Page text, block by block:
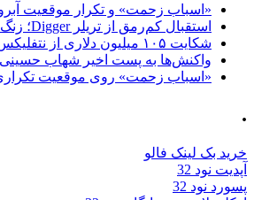
«اسباب زحمت» و تکرار موقعیت آبروداری در
استقبال کم‌رمق از تریلر Digger؛ زنگ خطر برای فیلم جدید تام کروز و برادران وارنر
شکایت ۱۰۵ میلیون دلاری از نتفلیکس؛ هارددیسک حاوی فیلم جدید نیکلاس کیج به سرقت رفت
واکنش‌ها به پست اخیر شهاب حسینی
«اسباب زحمت» روی موقعیت تکراری
.
خرید بک لینک فالو
آپدیت نود 32
پسورد نود 32